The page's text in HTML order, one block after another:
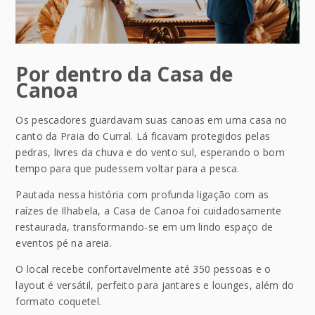
Por dentro da Casa de
Canoa
Os pescadores guardavam suas canoas em uma casa no
canto da Praia do Curral. Lá ficavam protegidos pelas
pedras, livres da chuva e do vento sul, esperando o bom
tempo para que pudessem voltar para a pesca.
Pautada nessa história com profunda ligação com as
raízes de Ilhabela, a Casa de Canoa foi cuidadosamente
restaurada, transformando-se em um lindo espaço de
eventos pé na areia.
O local recebe confortavelmente até 350 pessoas e o
layout é versátil, perfeito para jantares e lounges, além do
formato coquetel.